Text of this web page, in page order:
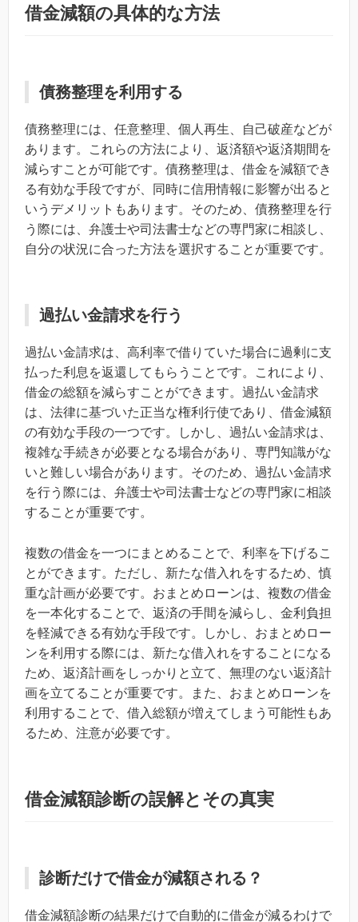
借金減額の具体的な方法
債務整理を利用する
債務整理には、任意整理、個人再生、自己破産などが
あります。これらの方法により、返済額や返済期間を
減らすことが可能です。債務整理は、借金を減額でき
る有効な手段ですが、同時に信用情報に影響が出ると
いうデメリットもあります。そのため、債務整理を行
う際には、弁護士や司法書士などの専門家に相談し、
自分の状況に合った方法を選択することが重要です。
過払い金請求を行う
過払い金請求は、高利率で借りていた場合に過剰に支
払った利息を返還してもらうことです。これにより、
借金の総額を減らすことができます。過払い金請求
は、法律に基づいた正当な権利行使であり、借金減額
の有効な手段の一つです。しかし、過払い金請求は、
複雑な手続きが必要となる場合があり、専門知識がな
いと難しい場合があります。そのため、過払い金請求
を行う際には、弁護士や司法書士などの専門家に相談
することが重要です。
複数の借金を一つにまとめることで、利率を下げるこ
とができます。ただし、新たな借入れをするため、慎
重な計画が必要です。おまとめローンは、複数の借金
を一本化することで、返済の手間を減らし、金利負担
を軽減できる有効な手段です。しかし、おまとめロー
ンを利用する際には、新たな借入れをすることになる
ため、返済計画をしっかりと立て、無理のない返済計
画を立てることが重要です。また、おまとめローンを
利用することで、借入総額が増えてしまう可能性もあ
るため、注意が必要です。
借金減額診断の誤解とその真実
診断だけで借金が減額される？
借金減額診断の結果だけで自動的に借金が減るわけで